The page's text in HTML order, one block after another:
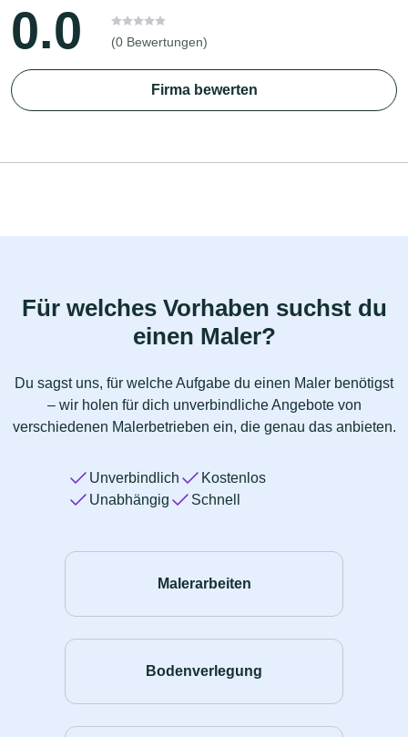
0.0 (0 Bewertungen)
Firma bewerten
Für welches Vorhaben suchst du
einen Maler?
Du sagst uns, für welche Aufgabe du einen Maler benötigst
– wir holen für dich unverbindliche Angebote von
verschiedenen Malerbetrieben ein, die genau das anbieten.
Unverbindlich
Kostenlos
Unabhängig
Schnell
Malerarbeiten
Bodenverlegung